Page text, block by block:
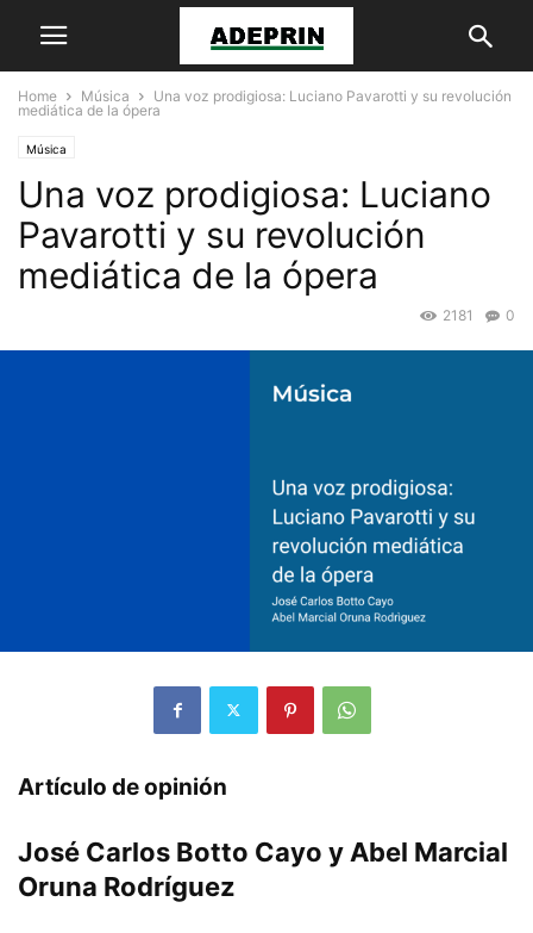
Home Música
Una voz prodigiosa: Luciano Pavarotti y su revolución
mediática de la ópera
Música
Una voz prodigiosa: Luciano
Pavarotti y su revolución
mediática de la ópera
0
2181
Artículo de opinión
José Carlos Botto Cayo y Abel Marcial
Oruna Rodríguez